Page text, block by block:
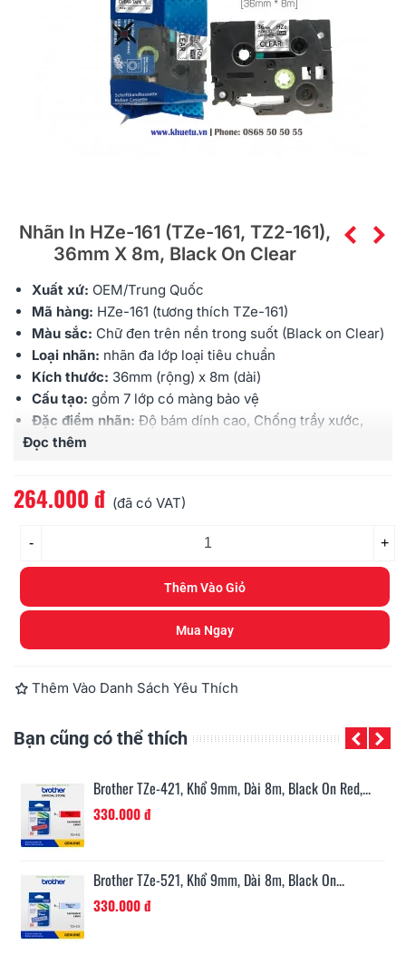
Nhãn In HZe-161 (TZe-161, TZ2-161),
36mm X 8m, Black On Clear
Xuất xứ: OEM/Trung Quốc
Mã hàng: HZe-161 (tương thích TZe-161)
Màu sắc: Chữ đen trên nền trong suốt (Black on Clear)
Loại nhãn: nhãn đa lớp loại tiêu chuẩn
Kích thước: 36mm (rộng) x 8m (dài)
Cấu tạo: gồm 7 lớp có màng bảo vệ
Đặc điểm nhãn: Độ bám dính cao, Chống trầy xước,
Chịu được hóa chất, Chống thấm nước, Chịu được
Sử dụng cho:
Đọc thêm
264.000 đ (đã có VAT)
- +
Thêm Vào Giỏ
Mua Ngay
Thêm Vào Danh Sách Yêu Thích
Bạn cũng có thể thích
Brother TZe-421, Khổ 9mm, Dài 8m, Black On Red,...
330.000 đ
Brother TZe-521, Khổ 9mm, Dài 8m, Black On...
330.000 đ